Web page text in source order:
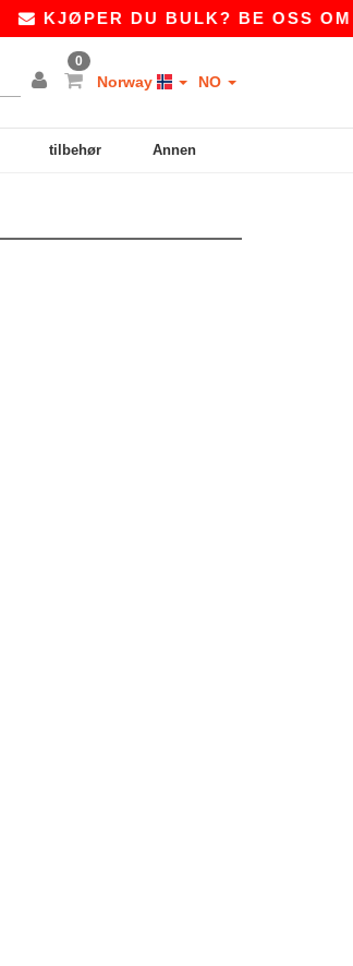
KJØPER DU BULK? BE OSS OM
0
Norway NO
tilbehør Annen